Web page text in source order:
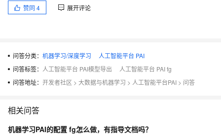
赞同 4 展开评论
问答分类： 机器学习/深度学习
人工智能平台 PAI
问答标签： 人工智能平台 PAI模型导出
人工智能平台 PAI fg
问答地址： 开发者社区 > 大数据与机器学习 > 人工智能平台PAI > 问答
相关问答
机器学习PAI的配置 fg怎么做，有指导文档吗？